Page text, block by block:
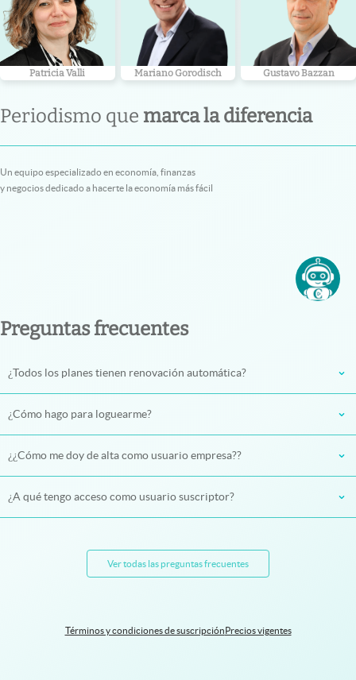
Patricia Valli Mariano Gorodisch Gustavo Bazzan
Periodismo que marca la diferencia
Un equipo especializado en economía, finanzas
y negocios dedicado a hacerte la economía más fácil
Preguntas frecuentes
¿Todos los planes tienen renovación automática?
¿Cómo hago para loguearme?
¿¿Cómo me doy de alta como usuario empresa??
¿A qué tengo acceso como usuario suscriptor?
Ver todas las preguntas frecuentes
Términos y condiciones de suscripción Precios vigentes